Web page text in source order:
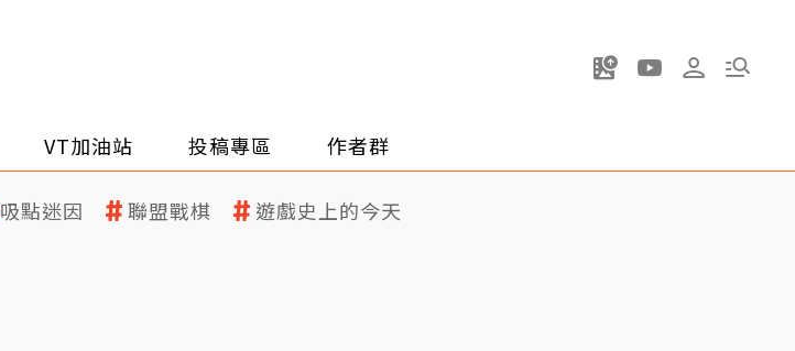
VT加油站 投稿專區 作者群
吸點迷因 聯盟戰棋 遊戲史上的今天